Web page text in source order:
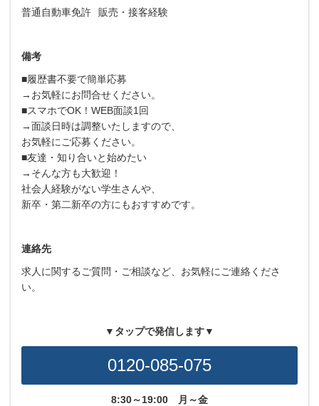
普通自動車免許
販売・接客経験
備考
■履歴書不要で簡単応募
→お気軽にお問合せください。
■スマホでOK！WEB面談1回
→面談日時は調整いたしますので、
お気軽にご応募ください。
■友達・知り合いと始めたい
→そんな方も大歓迎！
社会人経験がない学生さんや、
新卒・第二新卒の方にもおすすめです。
連絡先
求人に関するご質問・ご相談など、お気軽にご連絡くださ
い。
▼タップで発信します▼
0120-085-075
8:30～19:00 月～金